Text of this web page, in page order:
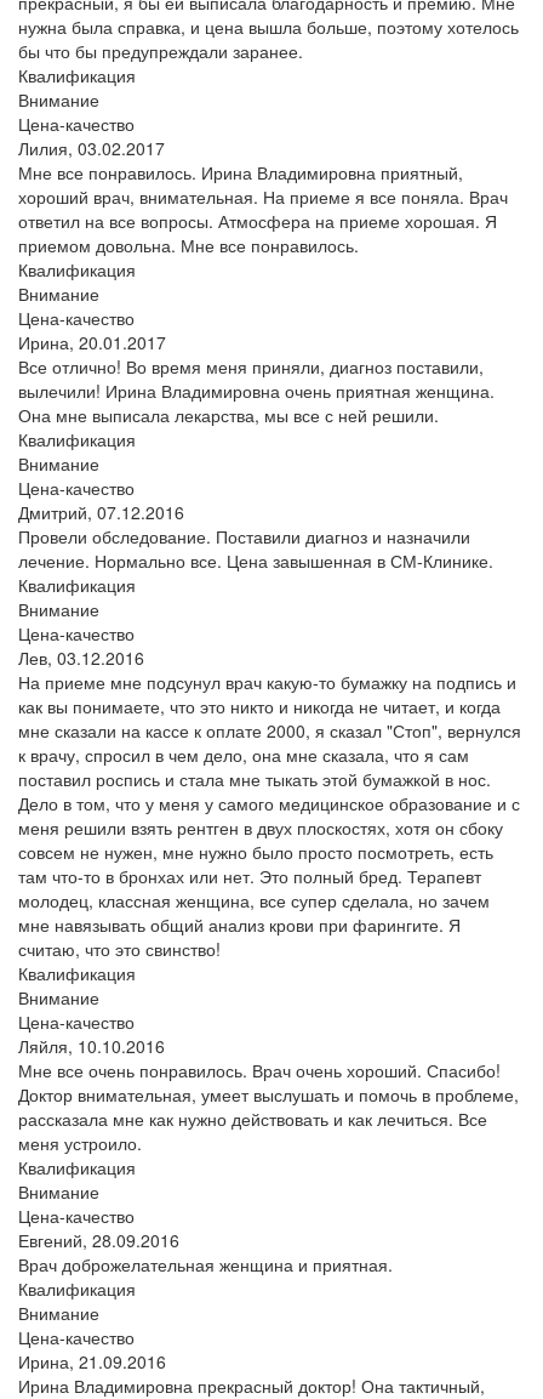
нужна была справка, и цена вышла больше, поэтому хотелось
бы что бы предупреждали заранее.
Квалификация
Внимание
Цена-качество
Лилия, 03.02.2017
Мне все понравилось. Ирина Владимировна приятный,
хороший врач, внимательная. На приеме я все поняла. Врач
ответил на все вопросы. Атмосфера на приеме хорошая. Я
приемом довольна. Мне все понравилось.
Квалификация
Внимание
Цена-качество
Ирина, 20.01.2017
Все отлично! Во время меня приняли, диагноз поставили,
вылечили! Ирина Владимировна очень приятная женщина.
Она мне выписала лекарства, мы все с ней решили.
Квалификация
Внимание
Цена-качество
Дмитрий, 07.12.2016
Провели обследование. Поставили диагноз и назначили
лечение. Нормально все. Цена завышенная в СМ-Клинике.
Квалификация
Внимание
Цена-качество
Лев, 03.12.2016
На приеме мне подсунул врач какую-то бумажку на подпись и
как вы понимаете, что это никто и никогда не читает, и когда
мне сказали на кассе к оплате 2000, я сказал "Стоп", вернулся
к врачу, спросил в чем дело, она мне сказала, что я сам
поставил роспись и стала мне тыкать этой бумажкой в нос.
Дело в том, что у меня у самого медицинское образование и с
меня решили взять рентген в двух плоскостях, хотя он сбоку
совсем не нужен, мне нужно было просто посмотреть, есть
там что-то в бронхах или нет. Это полный бред. Терапевт
молодец, классная женщина, все супер сделала, но зачем
мне навязывать общий анализ крови при фарингите. Я
считаю, что это свинство!
Квалификация
Внимание
Цена-качество
Ляйля, 10.10.2016
Мне все очень понравилось. Врач очень хороший. Спасибо!
Доктор внимательная, умеет выслушать и помочь в проблеме,
рассказала мне как нужно действовать и как лечиться. Все
меня устроило.
Квалификация
Внимание
Цена-качество
Евгений, 28.09.2016
Врач доброжелательная женщина и приятная.
Квалификация
Внимание
Цена-качество
Ирина, 21.09.2016
Ирина Владимировна прекрасный доктор! Она тактичный,